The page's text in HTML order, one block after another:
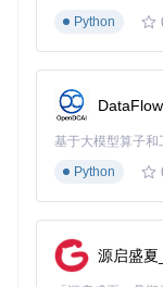
跨界应用场景
市场研究自动化
通过批量提问功能
多角度行业洞察
天缩短至2小时，
Python
DataFlow
基于大模型算子
Python
源启盛夏